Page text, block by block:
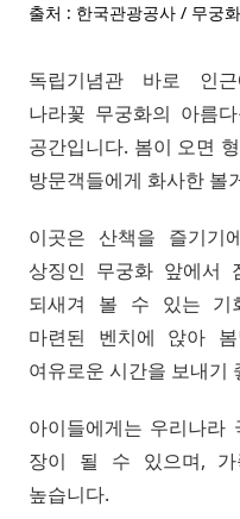
출처 : 한국관광공사 / 무궁
독립기념관 바로 인
나라꽃 무궁화의 아름
공간입니다. 봄이 오면
방문객들에게 화사한 볼
이곳은 산책을 즐기기
상징인 무궁화 앞에서
되새겨 볼 수 있는 기
마련된 벤치에 앉아
여유로운 시간을 보내기
아이들에게는 우리나라
장이 될 수 있으며, 가
높습니다.